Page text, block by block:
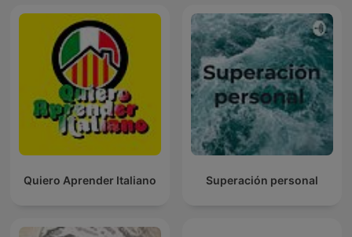
Quiero Aprender Italiano Superación personal